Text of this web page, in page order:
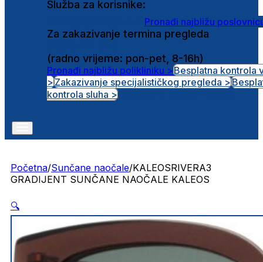
Služba za korisnike:
Pronađi najbližu
Za zakazivanje termina pregleda
(radno vrijeme: pon-pet, 8-16h)
Pronađi najbližu polikliniku >Besplatna kontrola
>Zakazivanje specijalističkog pregleda >
kontrola sluha >
Početna/Sunčane naočale/KALEOSRIVERA3
GRADIJENT SUNČANE NAOČALE KALEOS
🔍